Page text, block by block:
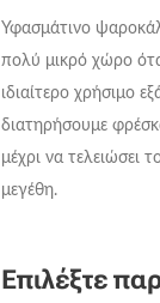
Υφασμάτινο
πολύ μικρό χώρο
ιδιαίτερο χρήσιμο
διατηρήσουμε
μέχρι να τελειώσει
μεγέθη.
Επιλέξτε